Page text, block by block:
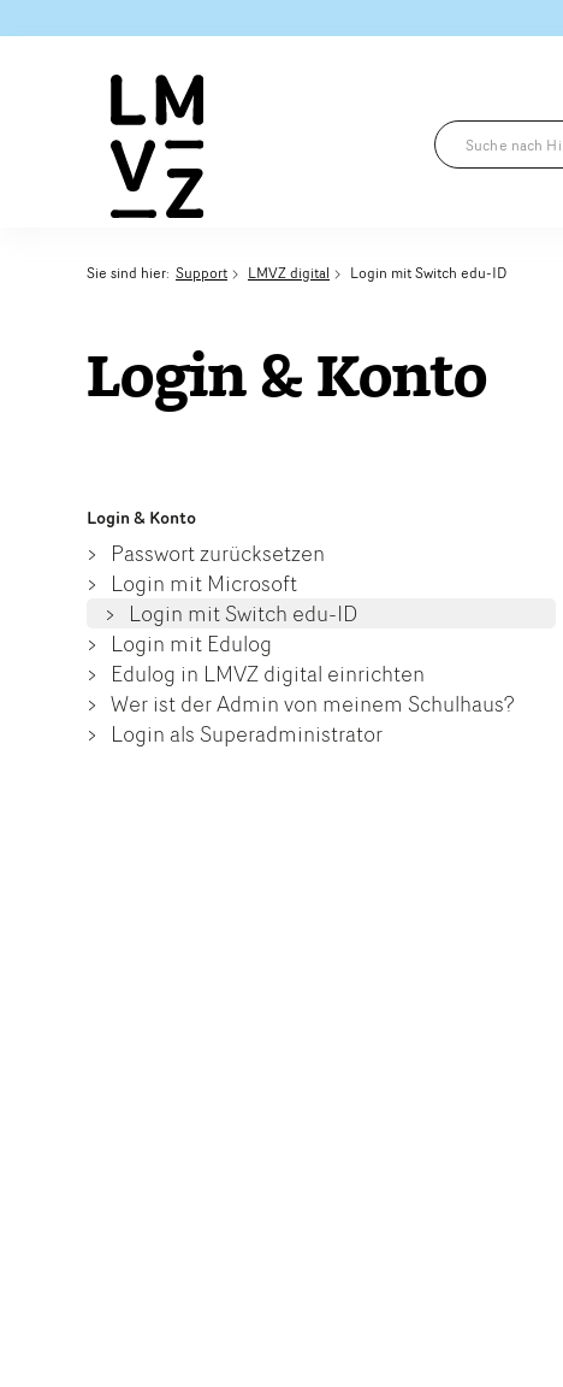
Sie sind hier: Support LMVZ digital Login mit Switch edu-ID
Login & Konto
Login & Konto
Passwort zurücksetzen
Login mit Microsoft
Login mit Switch edu-ID
Login mit Edulog
Edulog in LMVZ digital einrichten
Wer ist der Admin von meinem Schulhaus?
Login als Superadministrator